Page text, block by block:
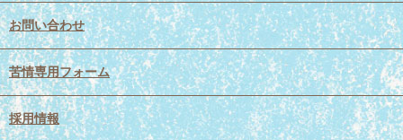
お問い合わせ
苦情専用フォーム
採用情報